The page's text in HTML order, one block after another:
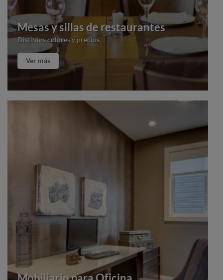
Mesas y sillas de restaurantes
Distintos colores y precios.
Ver más